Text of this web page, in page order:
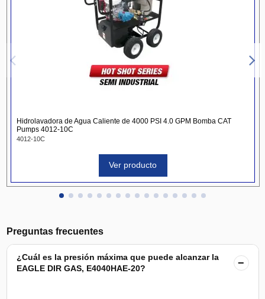
Hidrolavadora de Agua Caliente de 4000 PSI 4.0 GPM Bomba CAT
Pumps 4012-10C
4012-10C
Ver producto
Preguntas frecuentes
¿Cuál es la presión máxima que puede alcanzar la
EAGLE DIR GAS, E4040HAE-20?
−